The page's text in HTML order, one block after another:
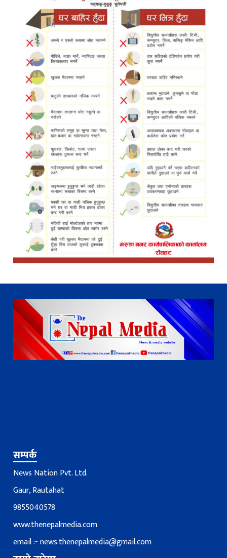
सम्पर्क
News Nation Pvt. Ltd.
Gaur, Rautahat
9855040578
www.thenepalmedia.com
email :-news.thenepalmedia@gmail.com